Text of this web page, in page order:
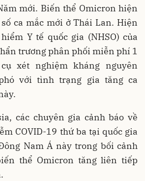
mới. Biến thể Omicron hiện
ca mắc mới ở Thái Lan. Hiện
Y tế quốc gia (NHSO) của
trương phân phối miễn phí 1
xét nghiệm kháng nguyên
với tình trạng gia tăng ca
các chuyên gia cảnh báo về
COVID-19 thứ ba tại quốc gia
Nam Á này trong bối cảnh
thể Omicron tăng liên tiếp